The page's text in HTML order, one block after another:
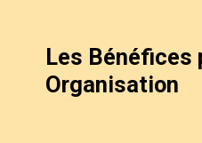
Les Bénéfices
Organisation